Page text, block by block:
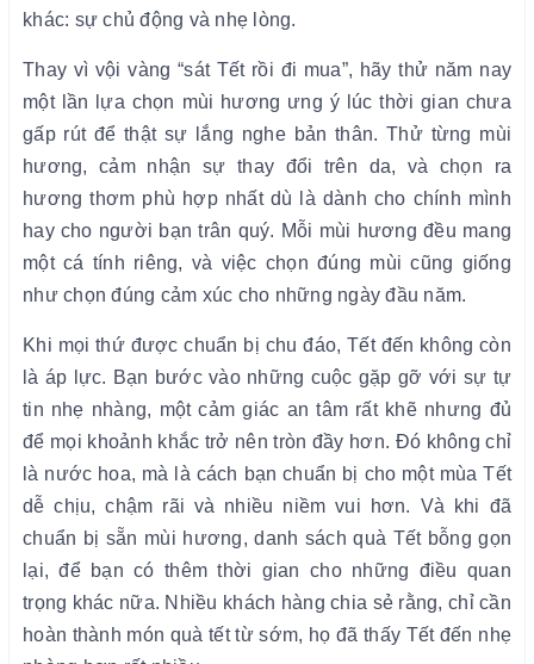
khác: sự chủ động và nhẹ lòng.
Thay vì vội vàng “sát Tết rồi đi mua”, hãy thử năm nay
một lần lựa chọn mùi hương ưng ý lúc thời gian chưa
gấp rút để thật sự lắng nghe bản thân. Thử từng mùi
hương, cảm nhận sự thay đổi trên da, và chọn ra
hương thơm phù hợp nhất dù là dành cho chính mình
hay cho người bạn trân quý. Mỗi mùi hương đều mang
một cá tính riêng, và việc chọn đúng mùi cũng giống
như chọn đúng cảm xúc cho những ngày đầu năm.
Khi mọi thứ được chuẩn bị chu đáo, Tết đến không còn
là áp lực. Bạn bước vào những cuộc gặp gỡ với sự tự
tin nhẹ nhàng, một cảm giác an tâm rất khẽ nhưng đủ
để mọi khoảnh khắc trở nên tròn đầy hơn. Đó không chỉ
là nước hoa, mà là cách bạn chuẩn bị cho một mùa Tết
dễ chịu, chậm rãi và nhiều niềm vui hơn. Và khi đã
chuẩn bị sẵn mùi hương, danh sách quà Tết bỗng gọn
lại, để bạn có thêm thời gian cho những điều quan
trọng khác nữa. Nhiều khách hàng chia sẻ rằng, chỉ cần
hoàn thành món quà tết từ sớm, họ đã thấy Tết đến nhẹ